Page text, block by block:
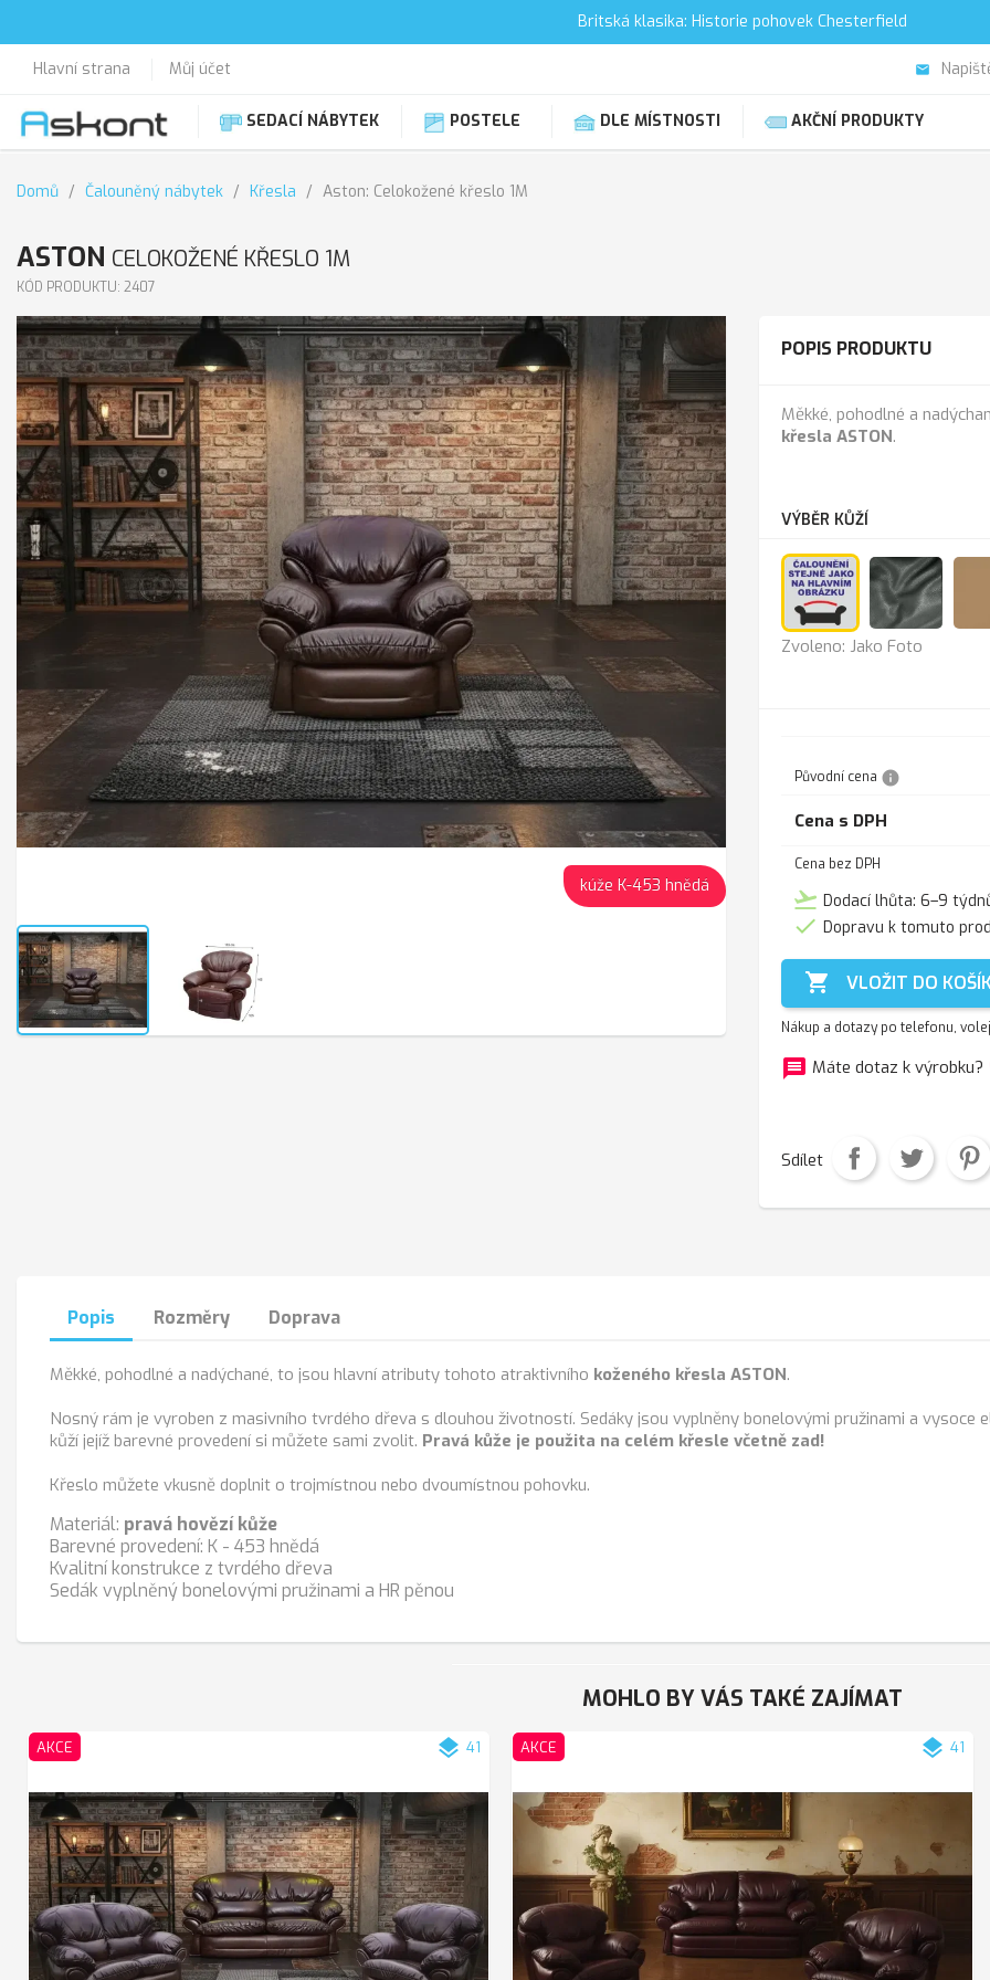
Britská klasika: Historie pohovek Chesterfield
Hlavní strana Můj účet email
SEDACÍ NÁBYTEK POSTELE DLE MÍSTNOSTI AKČNÍ PRODUKTY
Domů Čalouněný nábytek Křesla Aston: Celokožené křeslo 1M
ASTON CELOKOŽENÉ KŘESLO 1M
KÓD PRODUKTU: 2407
kúže K-453 hnědá
POPIS PRODUKTU
Měkké, pohodlné a
křesla ASTON.
VÝBĚR KŮŽÍ
Jako
Zvoleno: Jako Foto
Původní cena info
Cena s DPH
Cena bez DPH
flight_takeoff Dodací lhůta: 6–9
 Dopravu k tomuto
 VLOŽIT DO
Nákup a dotazy po telefonu,
message Máte dotaz k výrobku?
Sdílet
Popis Rozměry Doprava
Měkké, pohodlné a nadýchané, to jsou hlavní atributy tohoto atraktivního koženého křesla ASTON.
Nosný rám je vyroben z masivního tvrdého dřeva s dlouhou životností. Sedáky jsou vyplněny bonelovými pružinami a vysoce
kůží jejíž barevné provedení si můžete sami zvolit. Pravá kůže je použita na celém křesle včetně zad!
Křeslo můžete vkusně doplnit o trojmístnou nebo dvoumístnou pohovku.
Materiál: pravá hovězí kůže
Barevné provedení: K - 453 hnědá
Kvalitní konstrukce z tvrdého dřeva
Sedák vyplněný bonelovými pružinami a HR pěnou
MOHLO BY VÁS TAKÉ ZAJÍMAT
AKCE layers 41 AKCE layers 41